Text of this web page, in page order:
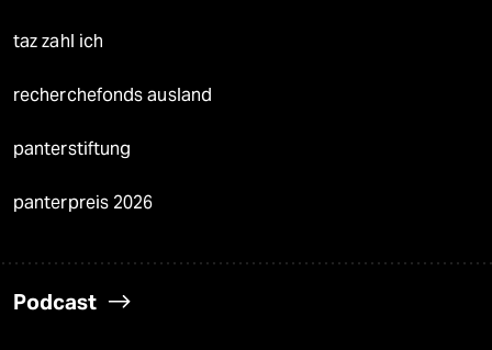
taz zahl ich
recherchefonds ausland
panterstiftung
panterpreis 2026
Podcast